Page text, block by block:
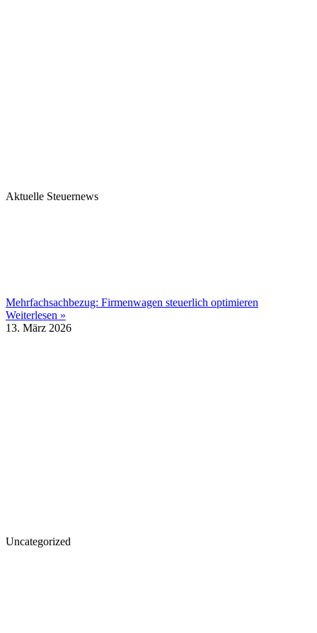
Aktuelle Steuernews
Mehrfachsachbezug: Firmenwagen steuerlich optimieren
Weiterlesen »
13. März 2026
Uncategorized